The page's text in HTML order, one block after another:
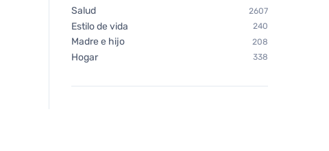
Salud 2607
Estilo de vida 240
Madre e hijo 208
Hogar 338